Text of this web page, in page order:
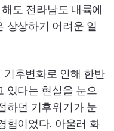
도 전라남도 내륙에
상상하기 어려운 일
기후변화로 인해 한반
있다는 현실을 눈으
하던 기후위기가 눈
험이었다. 아울러 화